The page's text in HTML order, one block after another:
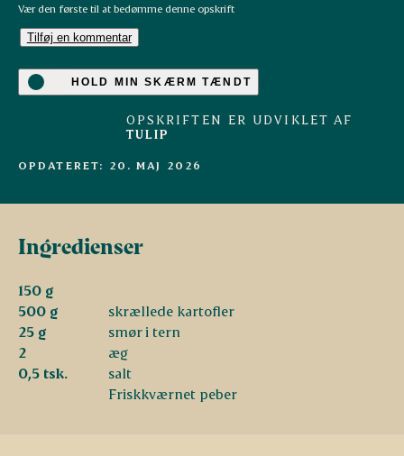
Vær den første til at bedømme denne opskrift
Tilføj en kommentar
HOLD MIN SKÆRM TÆNDT
OPSKRIFTEN ER UDVIKLET AF
TULIP
OPDATERET: 20. MAJ 2026
Ingredienser
150 g
500 g
skrællede kartofler
25 g
smør i tern
2
æg
0,5 tsk.
salt
Friskkværnet peber